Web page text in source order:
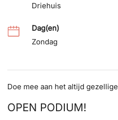
Driehuis
Dag(en)
Zondag
Doe mee aan het altijd gezellige
OPEN PODIUM!